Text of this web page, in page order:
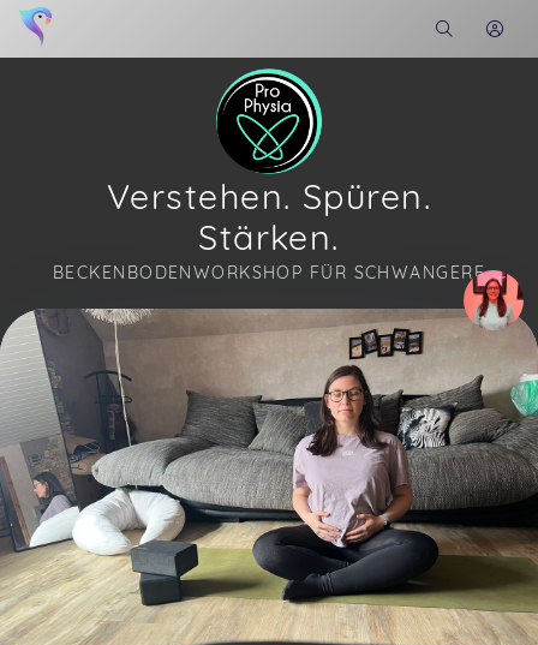
Verstehen. Spüren.
Stärken.
BECKENBODENWORKSHOP FÜR SCHWANGERE
Soon you will learn more about me here...